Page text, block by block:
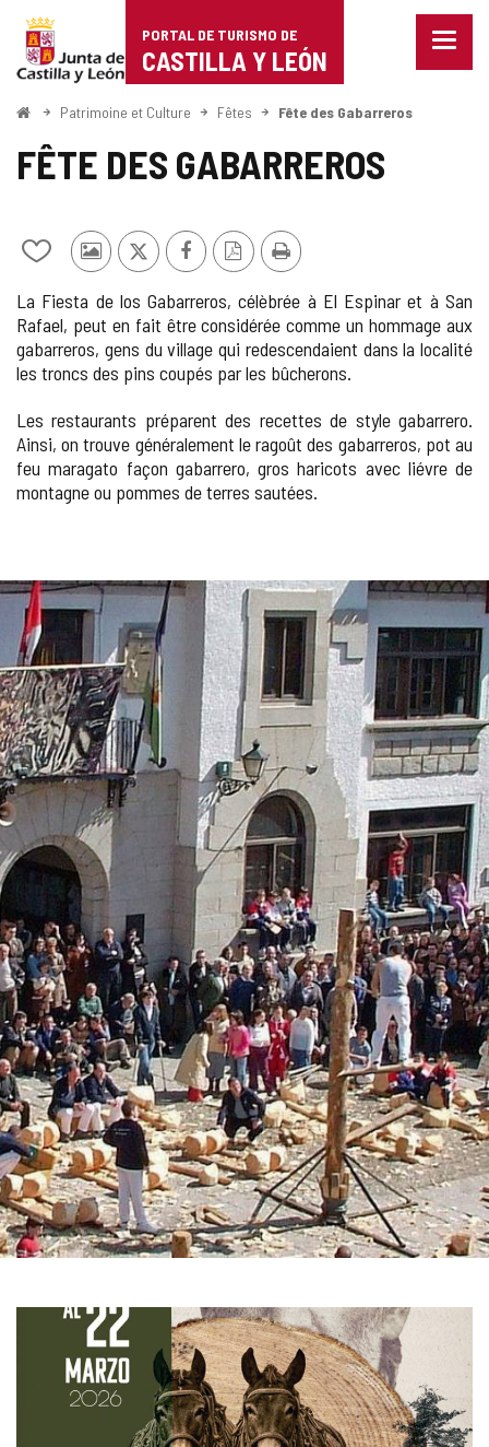
Portal
de
Turismo
de
Castilla
León
PORTAL DE TURISMO DE
CASTILLA Y LEÓN
Menu
<
Patrimoine et Culture Fêtes Fête des Gabarreros
FÊTE DES GABARREROS
Ajouter/retirer
contenu
de
cahiers
Photos
touristes
X FacebookVersionImprimer
La Fiesta de los Gabarreros, célèbrée à El Espinar et à San
Rafael, peut en fait être considérée comme un hommage aux
gabarreros, gens du village qui redescendaient dans la localité
les troncs des pins coupés par les bûcherons.
Les restaurants préparent des recettes de style gabarrero.
Ainsi, on trouve généralement le ragoût des gabarreros, pot au
feu maragato façon gabarrero, gros haricots avec liévre de
montagne ou pommes de terres sautées.
GALERIE
DES
IMAGES
GALERIE
DES
IMAGES